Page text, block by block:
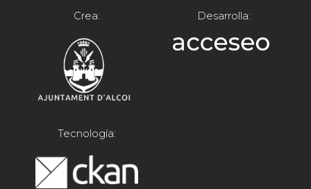
Crea: Desarrolla:
Tecnología: